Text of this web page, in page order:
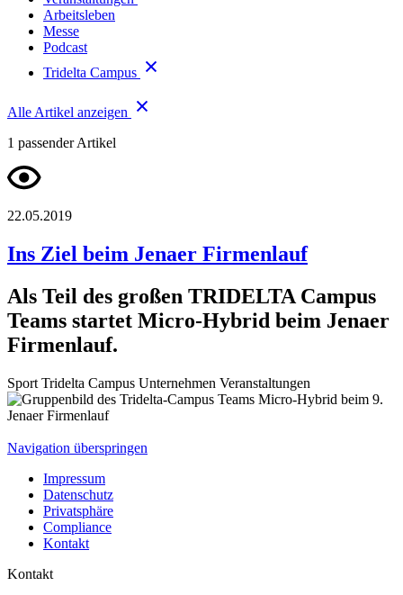
Arbeitsleben
Messe
Podcast
Tridelta Campus
Alle Artikel anzeigen
1 passender Artikel
22.05.2019
Ins Ziel beim Jenaer Firmenlauf
Als Teil des großen TRIDELTA Campus
Teams startet Micro-Hybrid beim Jenaer
Firmenlauf.
Sport Tridelta Campus Unternehmen Veranstaltungen
Navigation überspringen
Impressum
Datenschutz
Privatsphäre
Compliance
Kontakt
Kontakt